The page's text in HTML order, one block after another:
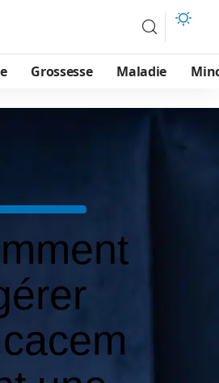
Grossesse Maladie